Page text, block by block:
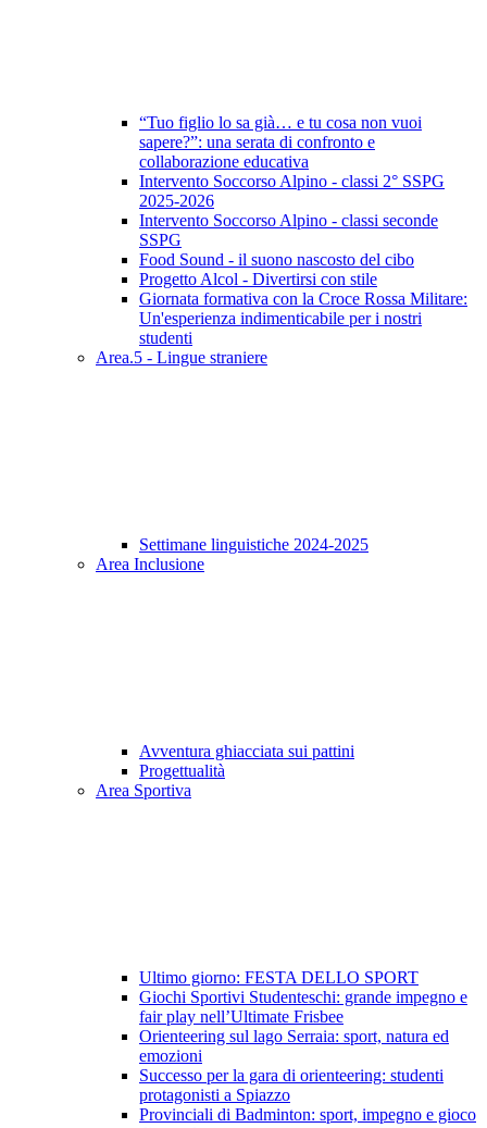
“Tuo figlio lo sa già… e tu cosa non vuoi
sapere?”: una serata di confronto e
collaborazione educativa
Intervento Soccorso Alpino - classi 2° SSPG
2025-2026
Intervento Soccorso Alpino - classi seconde
SSPG
Food Sound - il suono nascosto del cibo
Progetto Alcol - Divertirsi con stile
Giornata formativa con la Croce Rossa Militare:
Un'esperienza indimenticabile per i nostri
studenti
Area.5 - Lingue straniere
Settimane linguistiche 2024-2025
Area Inclusione
Avventura ghiacciata sui pattini
Progettualità
Area Sportiva
Ultimo giorno: FESTA DELLO SPORT
Giochi Sportivi Studenteschi: grande impegno e
fair play nell’Ultimate Frisbee
Orienteering sul lago Serraia: sport, natura ed
emozioni
Successo per la gara di orienteering: studenti
protagonisti a Spiazzo
Provinciali di Badminton: sport, impegno e gioco